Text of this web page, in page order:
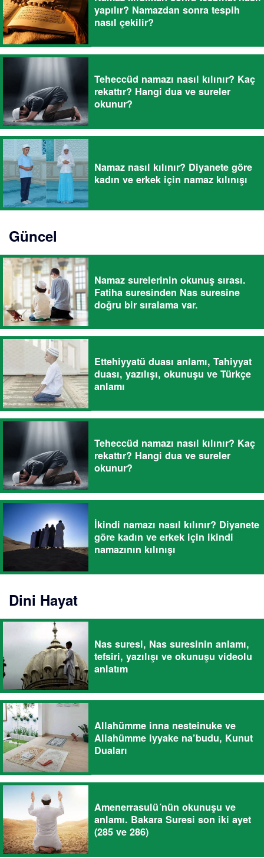
yapılır? Namazdan sonra tespih
nasıl çekilir?
Teheccüd namazı nasıl kılınır? Kaç
rekattır? Hangi dua ve sureler
okunur?
Namaz nasıl kılınır? Diyanete göre
kadın ve erkek için namaz kılınışı
Güncel
Namaz surelerinin okunuş sırası.
Fatiha suresinden Nas suresine
doğru bir sıralama var.
Ettehiyyatü duası anlamı, Tahiyyat
duası, yazılışı, okunuşu ve Türkçe
anlamı
Teheccüd namazı nasıl kılınır? Kaç
rekattır? Hangi dua ve sureler
okunur?
İkindi namazı nasıl kılınır? Diyanete
göre kadın ve erkek için ikindi
namazının kılınışı
Dini Hayat
Nas suresi, Nas suresinin anlamı,
tefsiri, yazılışı ve okunuşu videolu
anlatım
Allahümme inna nesteinuke ve
Allahümme iyyake na’budu, Kunut
Duaları
Amenerrasulü´nün okunuşu ve
anlamı. Bakara Suresi son iki ayet
(285 ve 286)